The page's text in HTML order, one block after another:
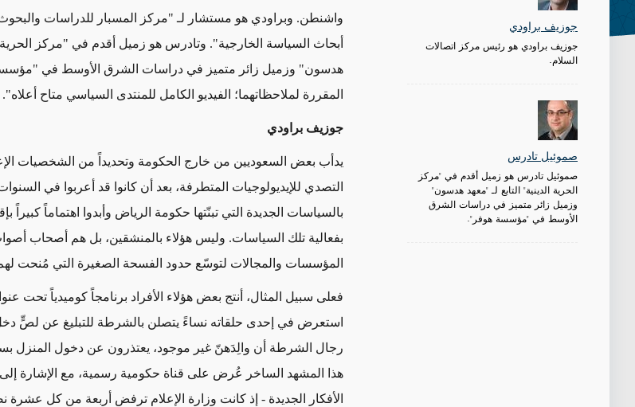
جوزيف براودي
جوزيف براودي هو رئيس مركز اتصالات
السلام.
صموئيل تادرس
صموئيل تادرس هو زميل أقدم في "مركز
الحرية الدينية" التابع لـ "معهد هدسون"
وزميل زائر متميز في دراسات الشرق
الأوسط في "مؤسسة هوفر".
واشنطن. وبراودي هو مستشار لـ "مركز المسبار للدراسات
أبحاث السياسة الخارجية". وتادرس هو زميل أقدم في "مركز الحرية
هدسون" وزميل زائر متميز في دراسات الشرق الأوسط في
المقررة لملاحظاتهما؛ الفيديو الكامل للمنتدى السياسي متاح أعلاه".
جوزيف براودي
يدأب بعض السعوديين من خارج الحكومة وتحديداً من الشخصيات
التصدي للإيديولوجيات المتطرفة، بعد أن كانوا قد أعربوا في
بالسياسات الجديدة التي تبنّتها حكومة الرياض وأبدوا اهتماماً كبيراً
بفعالية تلك السياسات. وليس هؤلاء بالمنشقين، بل هم أصحاب
المؤسسات والمجالات لتوسّع حدود الفسحة الصغيرة التي مُنحت
فعلى سبيل المثال، أنتج بعض هؤلاء الأفراد برنامجاً كوميدياً
استعرض في إحدى حلقاته نساءً يتصلن بالشرطة للتبليغ عن لصٍّ
رجال الشرطة أن والِدَهنّ غير موجود، يعتذرون عن دخول المنزل
هذا المشهد الساخر عُرض على قناة حكومية رسمية، مع الإشارة
الأفكار الجديدة - إذ كانت وزارة الإعلام ترفض أربعة من كل